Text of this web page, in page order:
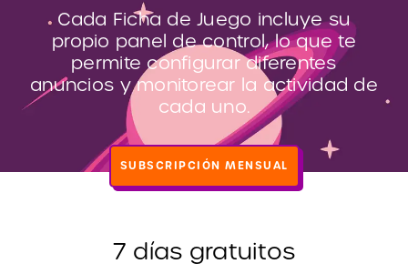
Cada Ficha de Juego incluye su
propio panel de control, lo que te
permite configurar diferentes
anuncios y monitorear la actividad de
cada uno.
SUBSCRIPCIÓN MENSUAL
7 días gratuitos